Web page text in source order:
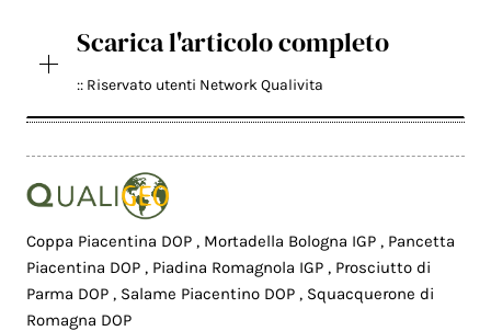
Scarica l'articolo completo
:: Riservato utenti Network Qualivita
Coppa Piacentina DOP, Mortadella Bologna IGP, Pancetta
Piacentina DOP, Piadina Romagnola IGP, Prosciutto di
Parma DOP, Salame Piacentino DOP, Squacquerone di
Romagna DOP